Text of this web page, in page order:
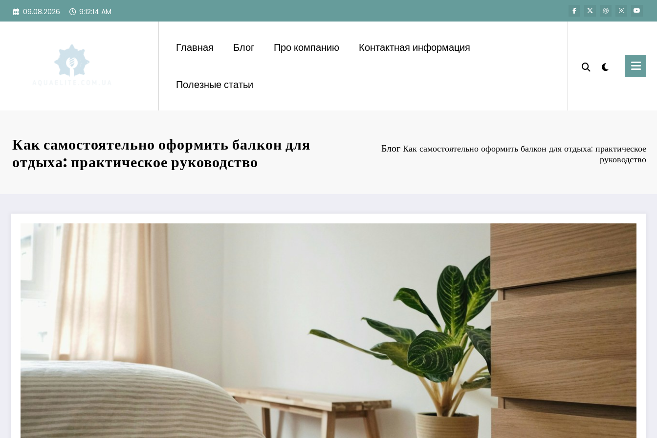
Перейти
09.08.2026 9:12:16 AM
Главная Блог Про компанию Контактная информация
Полезные статьи
Как самостоятельно оформить балкон для
отдыха: практическое руководство
Блог Как самостоятельно оформить балкон для отдыха: практическое
руководство